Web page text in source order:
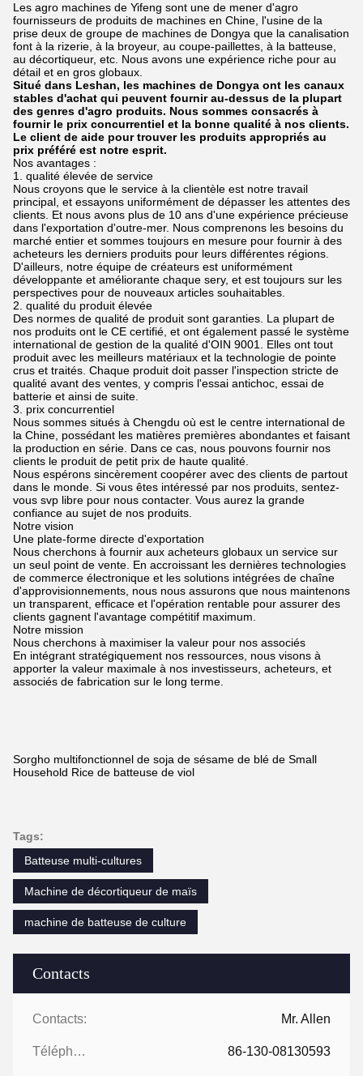
Contacts
Contacts: Mr. Allen
Téléphone: 86-130-08130593
Les agro machines de Yifeng sont une de mener d'agro
fournisseurs de produits de machines en Chine, l'usine de la
prise deux de groupe de machines de Dongya que la canalisation
font à la rizerie, à la broyeur, au coupe-paillettes, à la batteuse,
au décortiqueur, etc. Nous avons une expérience riche pour au
détail et en gros globaux.
Situé dans Leshan, les machines de Dongya ont les canaux
stables d'achat qui peuvent fournir au-dessus de la plupart
des genres d'agro produits. Nous sommes consacrés à
fournir le prix concurrentiel et la bonne qualité à nos clients.
Le client de aide pour trouver les produits appropriés au
prix préféré est notre esprit.
Nos avantages :
1. qualité élevée de service
Nous croyons que le service à la clientèle est notre travail
principal, et essayons uniformément de dépasser les attentes des
clients. Et nous avons plus de 10 ans d'une expérience précieuse
dans l'exportation d'outre-mer. Nous comprenons les besoins du
marché entier et sommes toujours en mesure pour fournir à des
acheteurs les derniers produits pour leurs différentes régions.
D'ailleurs, notre équipe de créateurs est uniformément
développante et améliorante chaque sery, et est toujours sur les
perspectives pour de nouveaux articles souhaitables.
2. qualité du produit élevée
Des normes de qualité de produit sont garanties. La plupart de
nos produits ont le CE certifié, et ont également passé le système
international de gestion de la qualité d'OIN 9001. Elles ont tout
produit avec les meilleurs matériaux et la technologie de pointe
crus et traités. Chaque produit doit passer l'inspection stricte de
qualité avant des ventes, y compris l'essai antichoc, essai de
batterie et ainsi de suite.
3. prix concurrentiel
Nous sommes situés à Chengdu où est le centre international de
la Chine, possédant les matières premières abondantes et faisant
la production en série. Dans ce cas, nous pouvons fournir nos
clients le produit de petit prix de haute qualité.
Nous espérons sincèrement coopérer avec des clients de partout
dans le monde. Si vous êtes intéressé par nos produits, sentez-
vous svp libre pour nous contacter. Vous aurez la grande
confiance au sujet de nos produits.
Notre vision
Une plate-forme directe d'exportation
Nous cherchons à fournir aux acheteurs globaux un service sur
un seul point de vente. En accroissant les dernières technologies
de commerce électronique et les solutions intégrées de chaîne
d'approvisionnements, nous nous assurons que nous maintenons
un transparent, efficace et l'opération rentable pour assurer des
clients gagnent l'avantage compétitif maximum.
Notre mission
Nous cherchons à maximiser la valeur pour nos associés
En intégrant stratégiquement nos ressources, nous visons à
apporter la valeur maximale à nos investisseurs, acheteurs, et
associés de fabrication sur le long terme.
Sorgho multifonctionnel de soja de sésame de blé de Small
Household Rice de batteuse de viol
Tags:
Batteuse multi-cultures
Machine de décortiqueur de maïs
machine de batteuse de culture